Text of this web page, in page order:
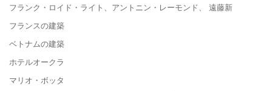
フランク・ロイド・ライト、アントニン・レーモンド、 遠藤新
フランスの建築
ベトナムの建築
ホテルオークラ
マリオ・ボッタ